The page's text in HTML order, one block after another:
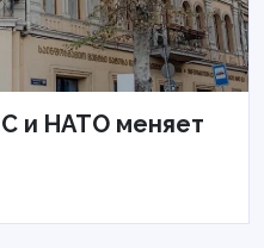
и НАТО меняет